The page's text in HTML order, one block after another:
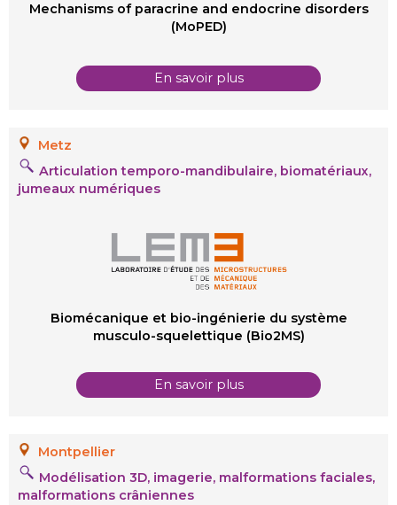
Mechanisms of paracrine and endocrine disorders
(MoPED)
En savoir plus
Metz
Articulation temporo-mandibulaire, biomatériaux,
jumeaux numériques
Biomécanique et bio-ingénierie du système
musculo-squelettique (Bio2MS)
En savoir plus
Montpellier
Modélisation 3D, imagerie, malformations faciales,
malformations crâniennes